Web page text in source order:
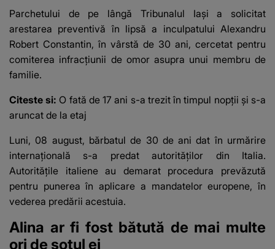
Parchetului de pe lângă Tribunalul Iaşi a solicitat
arestarea preventivă în lipsă a inculpatului Alexandru
Robert Constantin, în vârstă de 30 ani, cercetat pentru
comiterea infracţiunii de omor asupra unui membru de
familie.
Citeste si: O fată de 17 ani s-a trezit în timpul nopții și s-a
aruncat de la etaj
Luni, 08 august, bărbatul de 30 de ani dat în urmărire
internațională s-a predat autorităților din Italia.
Autoritățile italiene au demarat procedura prevăzută
pentru punerea în aplicare a mandatelor europene, în
vederea predării acestuia.
Alina ar fi fost bătută de mai multe
ori de soțul ei